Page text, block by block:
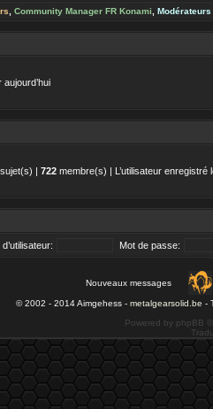
Community Manager FR Konami
aujourd’hui
sujet(s) | 722 membre(s) | L’utilisateur
d’utilisateur: Mot de passe:
Nouveaux messages
© 2002 - 2014 Aimgehess - metalgearsolid.be -
Powered by phpBB